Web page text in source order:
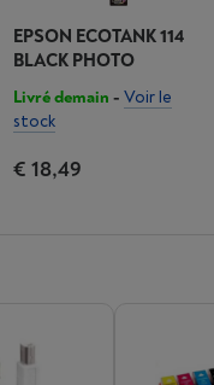
EPSON ECOTANK 114
BLACK PHOTO
Livré demain - Voir le
stock
€ 18,49